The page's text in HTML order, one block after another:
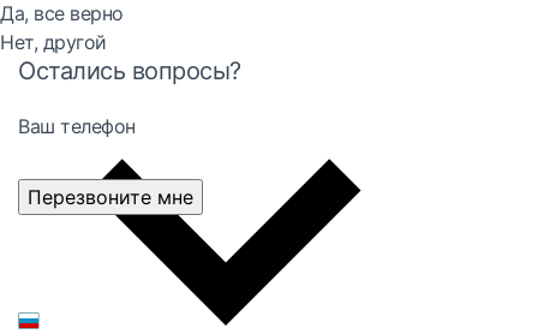
Да, все верно
Нет, другой
Остались вопросы?
Ваш телефон
Перезвоните мне